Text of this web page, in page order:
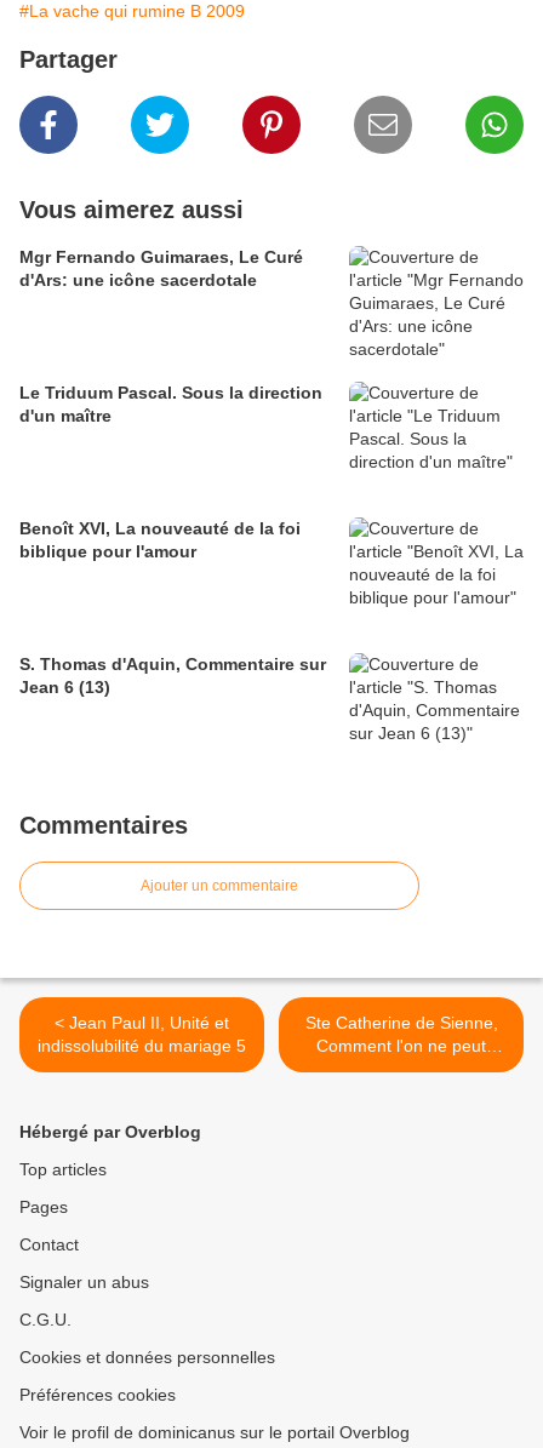
#La vache qui rumine B 2009
Partager
Vous aimerez aussi
Mgr Fernando Guimaraes, Le Curé
d'Ars: une icône sacerdotale
Le Triduum Pascal. Sous la direction
d'un maître
Benoît XVI, La nouveauté de la foi
biblique pour l'amour
S. Thomas d'Aquin, Commentaire sur
Jean 6 (13)
Commentaires
Ajouter un commentaire
< Jean Paul II, Unité et
indissolubilité du mariage 5
Ste Catherine de Sienne,
Comment l'on ne peut
observer les
Hébergé par Overblog
Top articles
Pages
Contact
Signaler un abus
C.G.U.
Cookies et données personnelles
Préférences cookies
Voir le profil de dominicanus sur le portail Overblog